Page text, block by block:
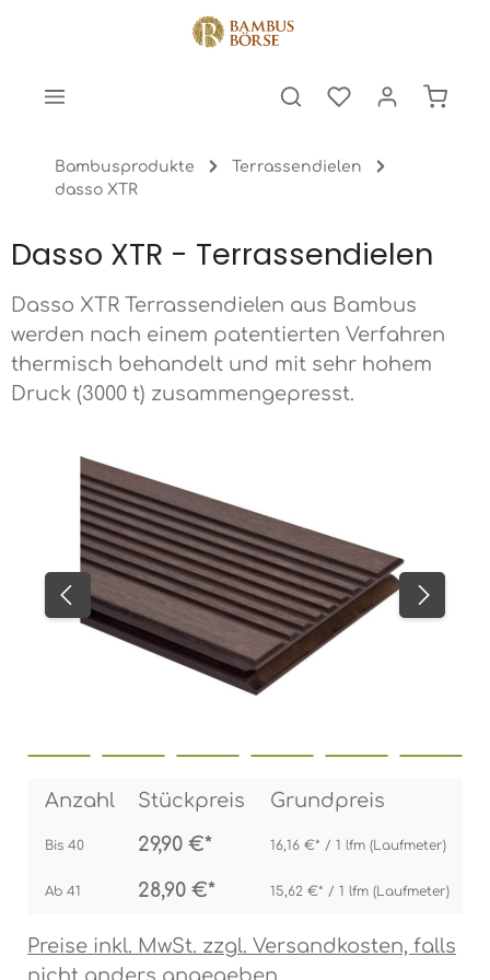
Bambusprodukte
Terrassendielen
dasso XTR
Dasso XTR - Terrassendielen
Dasso XTR Terrassendielen aus Bambus
werden nach einem patentierten Verfahren
thermisch behandelt und mit sehr hohem
Druck (3000 t) zusammengepresst.
Bildergalerie überspringen
Anzahl Stückpreis Grundpreis
Bis 40 29,90 €* 16,16 €* / 1 lfm (Laufmeter)
Ab 41 28,90 €* 15,62 €* / 1 lfm (Laufmeter)
Preise inkl. MwSt. zzgl. Versandkosten, falls
nicht anders angegeben.